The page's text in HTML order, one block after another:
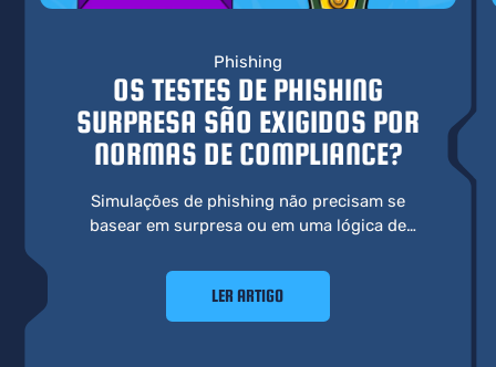
Phishing
OS TESTES DE PHISHING
SURPRESA SÃO EXIGIDOS POR
NORMAS DE COMPLIANCE?
Simulações de phishing não precisam se
basear em surpresa ou em uma lógica de
conformidade. Uma abordagem mais eficaz
prioriza aprendizado, comportamento e
preparo real.
LER ARTIGO